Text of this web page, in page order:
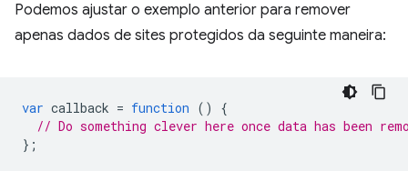
Podemos ajustar o exemplo anterior para remover
apenas dados de sites protegidos da seguinte maneira:
var callback = function ()
{
// Do something clever here once data has been
};